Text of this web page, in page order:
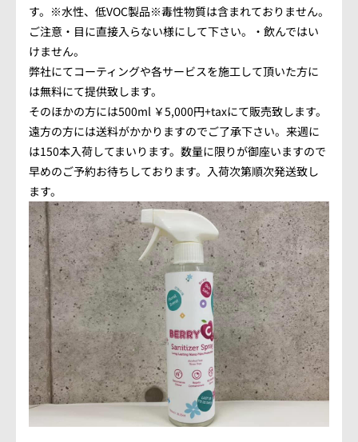
す。※水性、低VOC製品※毒性物質は含まれておりません。
ご注意・目に直接入らない様にして下さい。・飲んではい
けません。
弊社にてコーティングや各サービスを施工して頂いた方に
は無料にて提供致します。
そのほかの方には500ml ￥5,000円+taxにて販売致します。
遠方の方には送料がかかりますのでご了承下さい。来週に
は150本入荷してまいります。数量に限りが御座いますので
早めのご予約お待ちしております。入荷次第順次発送致し
ます。